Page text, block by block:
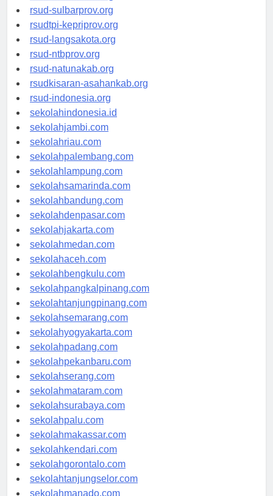
rsud-brebeskab.org
rsud-sulbarprov.org
rsudtpi-kepriprov.org
rsud-langsakota.org
rsud-ntbprov.org
rsud-natunakab.org
rsudkisaran-asahankab.org
rsud-indonesia.org
sekolahindonesia.id
sekolahjambi.com
sekolahriau.com
sekolahpalembang.com
sekolahlampung.com
sekolahsamarinda.com
sekolahbandung.com
sekolahdenpasar.com
sekolahjakarta.com
sekolahmedan.com
sekolahaceh.com
sekolahbengkulu.com
sekolahpangkalpinang.com
sekolahtanjungpinang.com
sekolahsemarang.com
sekolahyogyakarta.com
sekolahpadang.com
sekolahpekanbaru.com
sekolahserang.com
sekolahmataram.com
sekolahsurabaya.com
sekolahpalu.com
sekolahmakassar.com
sekolahkendari.com
sekolahgorontalo.com
sekolahtanjungselor.com